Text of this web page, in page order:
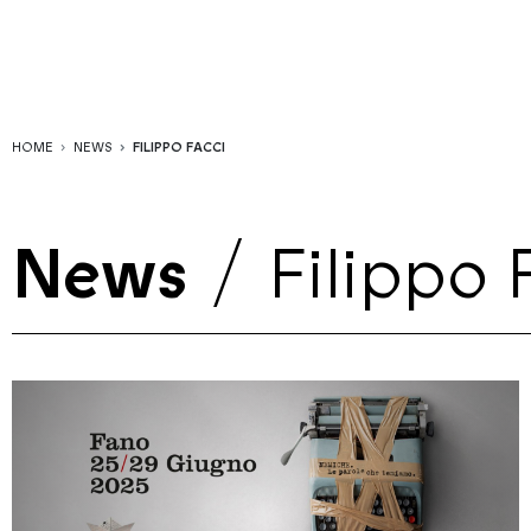
HOME NEWS FILIPPO FACCI
News / Filippo